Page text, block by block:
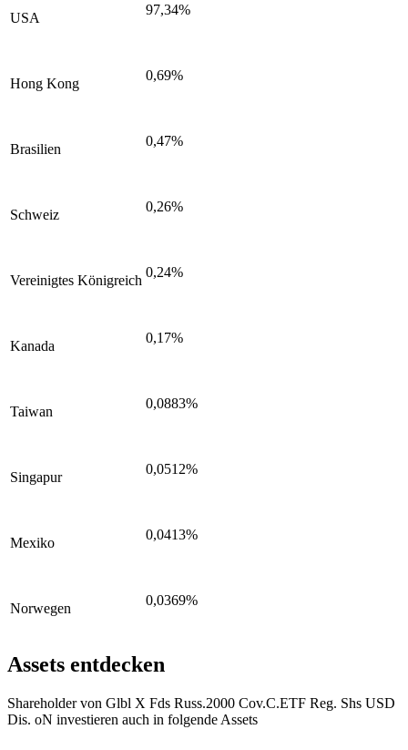
USA
97,34%
Hong Kong
0,69%
Brasilien
0,47%
Schweiz
0,26%
Vereinigtes Königreich
0,24%
Kanada
0,17%
Taiwan
0,0883%
Singapur
0,0512%
Mexiko
0,0413%
Norwegen
0,0369%
Assets entdecken
Shareholder von Glbl X Fds Russ.2000 Cov.C.ETF Reg. Shs USD
Dis. oN investieren auch in folgende Assets